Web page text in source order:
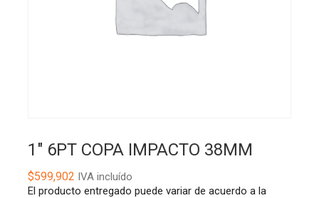
1″ 6PT COPA IMPACTO 38MM
$599,902 IVA incluído
El producto entregado puede variar de acuerdo a la